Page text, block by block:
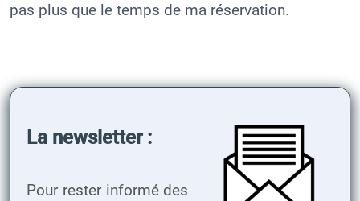
pas plus que le temps de ma réservation.
La newsletter :
Pour rester informé des